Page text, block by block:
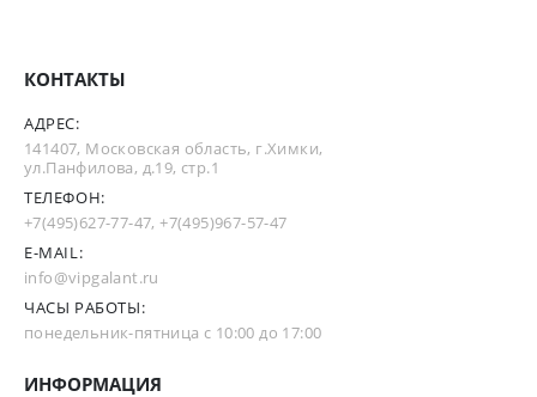
КОНТАКТЫ
АДРЕС:
141407, Московская область, г.Химки,
ул.Панфилова, д.19, стр.1
ТЕЛЕФОН:
+7(495)627-77-47,+7(495)967-57-47
E-MAIL:
info@vipgalant.ru
ЧАСЫ РАБОТЫ:
понедельник-пятница с 10:00 до 17:00
ИНФОРМАЦИЯ